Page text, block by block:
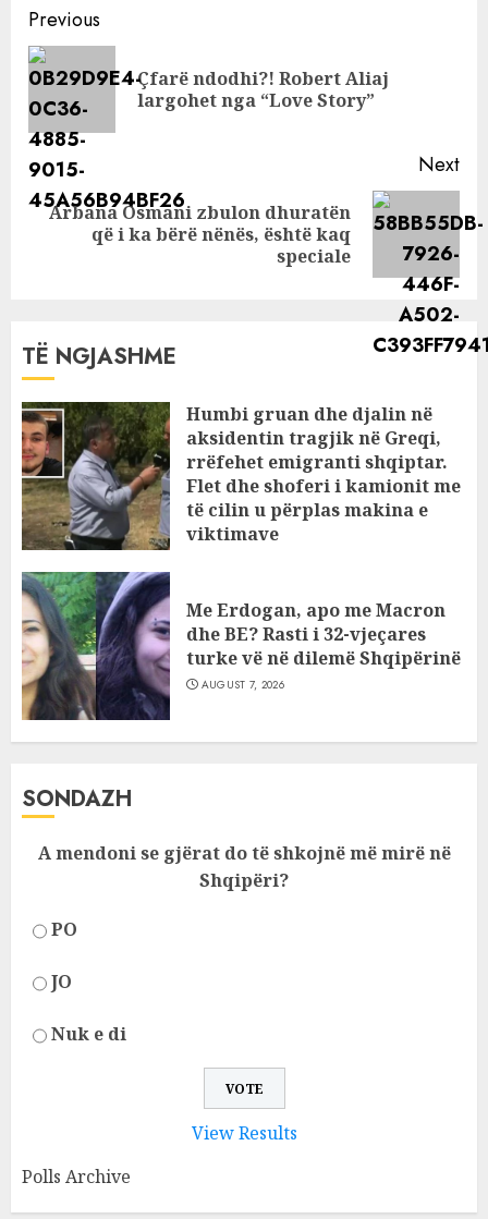
Kush fiton, Benet
Beci apo Bardh
Spahia ? VOTONI
KËTU!!
Continue
Reading
Previous
Çfarë ndodhi?! Robert Aliaj
largohet nga “Love Story”
Next
Next
Arbana Osmani zbulon dhuratën
që i ka bërë nënës, është kaq
speciale
TË NGJASHME
Humbi gruan dhe djalin në
aksidentin tragjik në Greqi,
rrëfehet emigranti shqiptar.
Flet dhe shoferi i kamionit me
të cilin u përplas makina e
viktimave
Me Erdogan, apo me Macron
dhe BE? Rasti i 32-vjeçares
turke vë në dilemë Shqipërinë
AUGUST 7, 2026
SONDAZH
A mendoni se gjërat do të shkojnë më mirë në
Shqipëri?
PO
JO
Nuk e di
View Results
Polls Archive